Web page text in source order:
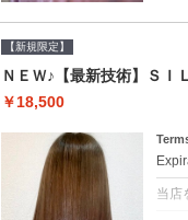
【新規限定】
ＮＥＷ♪【最新技術】ＳＩ
￥18,500
当店